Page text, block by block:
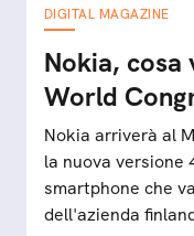
DIGITAL MAGAZINE
Nokia, cosa
World
Nokia arriverà al
la nuova versione
smartphone che
dell'azienda